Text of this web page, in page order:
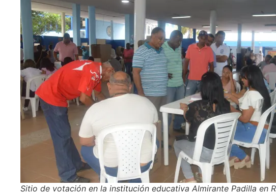
Sitio de votación en la institución educativa Almirante Padilla en